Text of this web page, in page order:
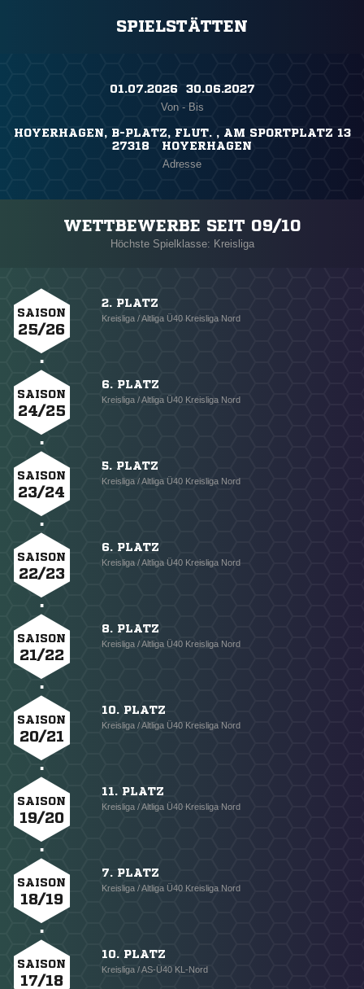
SPIELSTÄTTEN
01.07.2026 ​ 30.06.2027
Von - Bis
HOYERHAGEN, B-PLATZ, FLUT. , AM SPORTPLATZ 13
27318 HOYERHAGEN
Adresse
WETTBEWERBE SEIT 09/10
Höchste Spielklasse: Kreisliga
SAISON
25/26
2. PLATZ
Kreisliga / Altliga Ü40 Kreisliga Nord
SAISON
24/25
6. PLATZ
Kreisliga / Altliga Ü40 Kreisliga Nord
SAISON
23/24
5. PLATZ
Kreisliga / Altliga Ü40 Kreisliga Nord
SAISON
22/23
6. PLATZ
Kreisliga / Altliga Ü40 Kreisliga Nord
SAISON
21/22
8. PLATZ
Kreisliga / Altliga Ü40 Kreisliga Nord
SAISON
20/21
10. PLATZ
Kreisliga / Altliga Ü40 Kreisliga Nord
SAISON
19/20
11. PLATZ
Kreisliga / Altliga Ü40 Kreisliga Nord
SAISON
18/19
7. PLATZ
Kreisliga / Altliga Ü40 Kreisliga Nord
SAISON
17/18
10. PLATZ
Kreisliga / AS-Ü40 KL-Nord